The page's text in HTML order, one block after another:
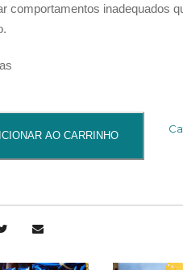
comportamentos inadequados
AO CARRINHO